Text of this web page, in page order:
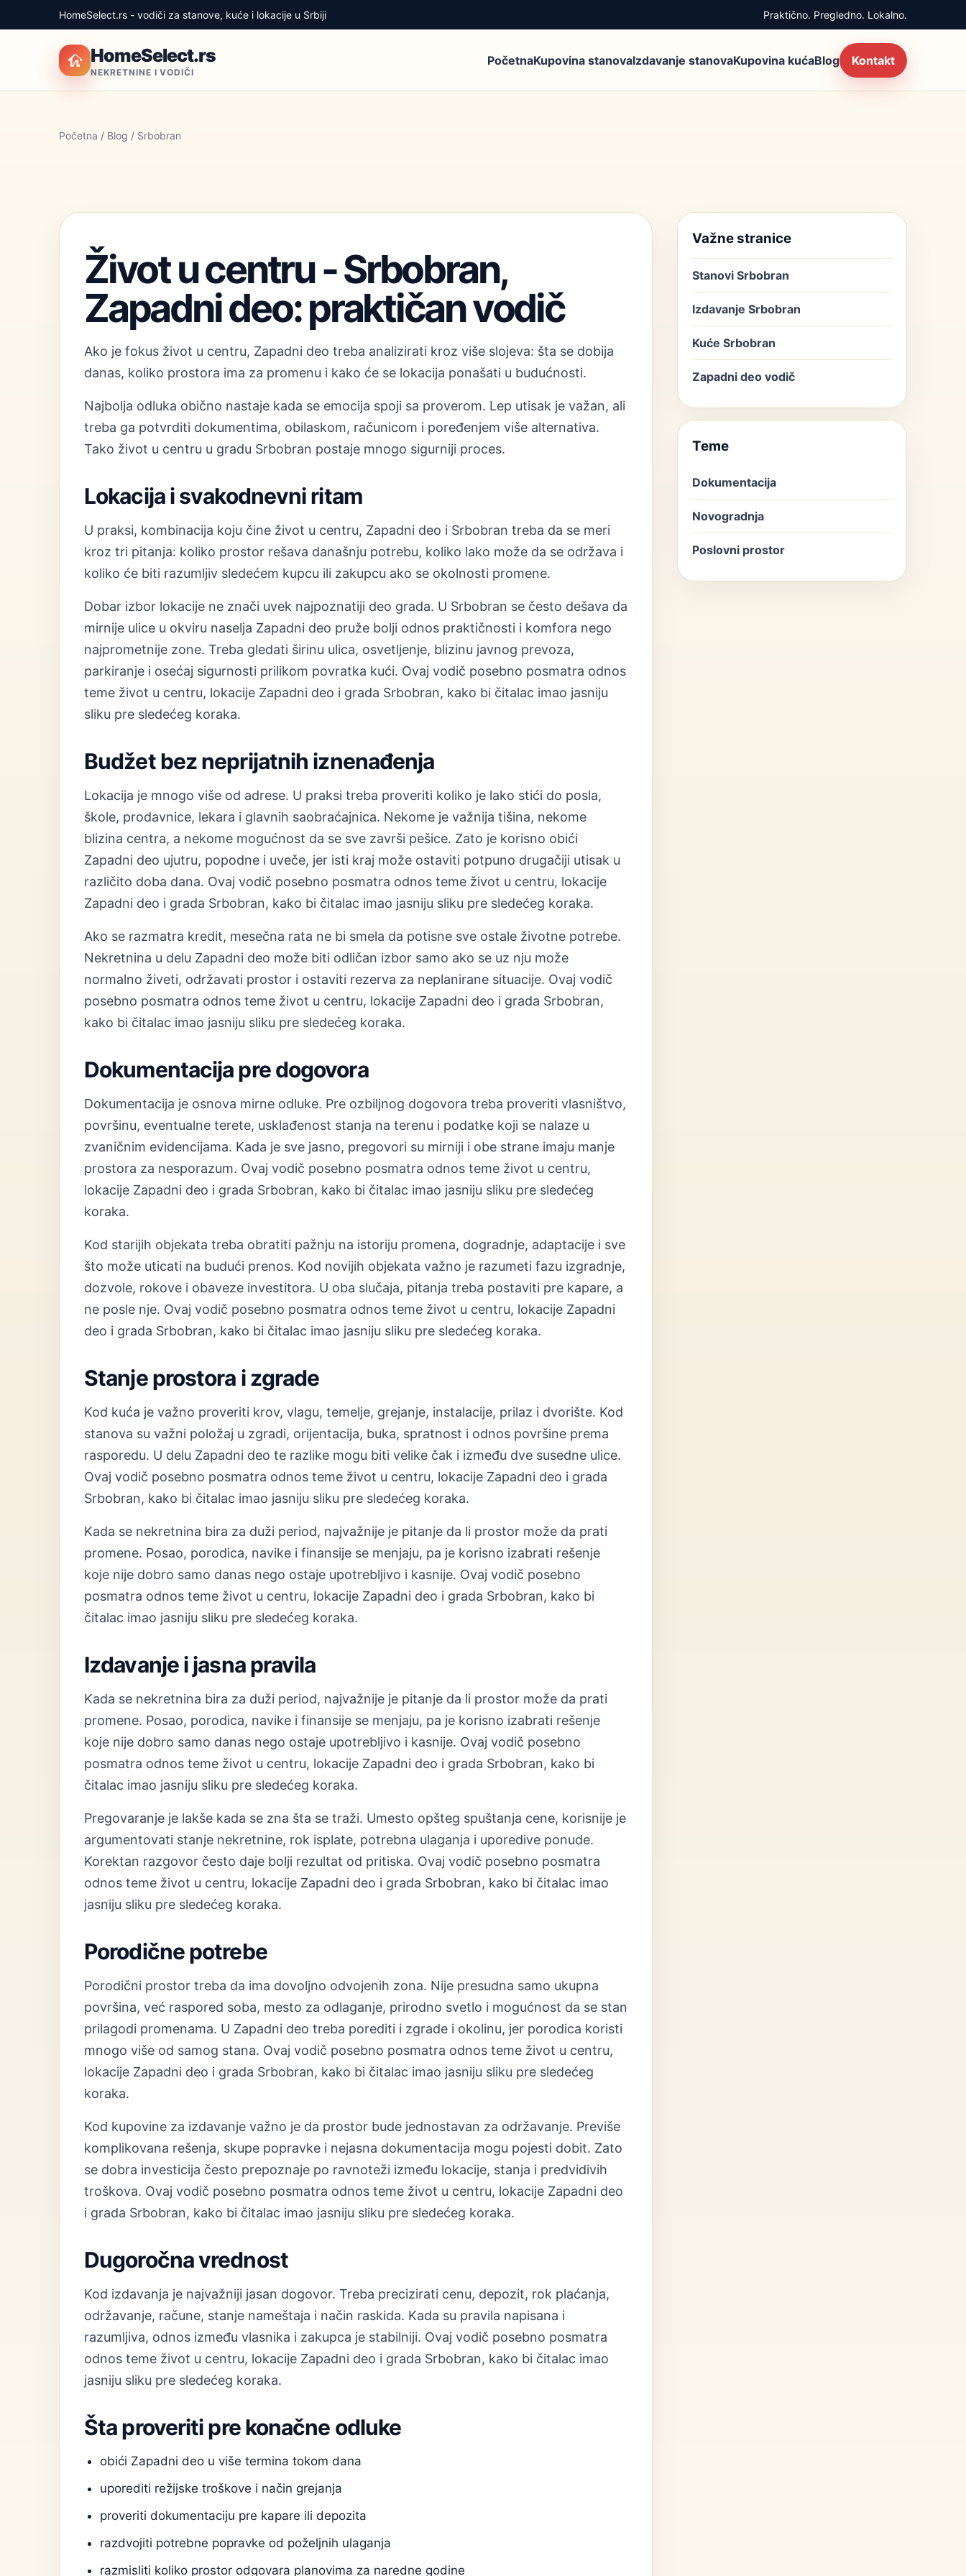
HomeSelect.rs - vodiči za stanove, kuće i lokacije u Srbiji Praktično. Pregledno. Lokalno.
HomeSelect.rs
NEKRETNINE I VODIČI
PočetnaKupovina stanovaIzdavanje stanovaKupovina kućaBlog Kontakt
Početna / Blog / Srbobran
Život u centru - Srbobran,
Zapadni deo: praktičan vodič
Ako je fokus život u centru, Zapadni deo treba analizirati kroz više slojeva: šta se dobija
danas, koliko prostora ima za promenu i kako će se lokacija ponašati u budućnosti.
Najbolja odluka obično nastaje kada se emocija spoji sa proverom. Lep utisak je važan, ali
treba ga potvrditi dokumentima, obilaskom, računicom i poređenjem više alternativa.
Tako život u centru u gradu Srbobran postaje mnogo sigurniji proces.
Lokacija i svakodnevni ritam
U praksi, kombinacija koju čine život u centru, Zapadni deo i Srbobran treba da se meri
kroz tri pitanja: koliko prostor rešava današnju potrebu, koliko lako može da se održava i
koliko će biti razumljiv sledećem kupcu ili zakupcu ako se okolnosti promene.
Dobar izbor lokacije ne znači uvek najpoznatiji deo grada. U Srbobran se često dešava da
mirnije ulice u okviru naselja Zapadni deo pruže bolji odnos praktičnosti i komfora nego
najprometnije zone. Treba gledati širinu ulica, osvetljenje, blizinu javnog prevoza,
parkiranje i osećaj sigurnosti prilikom povratka kući. Ovaj vodič posebno posmatra odnos
teme život u centru, lokacije Zapadni deo i grada Srbobran, kako bi čitalac imao jasniju
sliku pre sledećeg koraka.
Budžet bez neprijatnih iznenađenja
Lokacija je mnogo više od adrese. U praksi treba proveriti koliko je lako stići do posla,
škole, prodavnice, lekara i glavnih saobraćajnica. Nekome je važnija tišina, nekome
blizina centra, a nekome mogućnost da se sve završi pešice. Zato je korisno obići
Zapadni deo ujutru, popodne i uveče, jer isti kraj može ostaviti potpuno drugačiji utisak u
različito doba dana. Ovaj vodič posebno posmatra odnos teme život u centru, lokacije
Zapadni deo i grada Srbobran, kako bi čitalac imao jasniju sliku pre sledećeg koraka.
Ako se razmatra kredit, mesečna rata ne bi smela da potisne sve ostale životne potrebe.
Nekretnina u delu Zapadni deo može biti odličan izbor samo ako se uz nju može
normalno živeti, održavati prostor i ostaviti rezerva za neplanirane situacije. Ovaj vodič
posebno posmatra odnos teme život u centru, lokacije Zapadni deo i grada Srbobran,
kako bi čitalac imao jasniju sliku pre sledećeg koraka.
Dokumentacija pre dogovora
Dokumentacija je osnova mirne odluke. Pre ozbiljnog dogovora treba proveriti vlasništvo,
površinu, eventualne terete, usklađenost stanja na terenu i podatke koji se nalaze u
zvaničnim evidencijama. Kada je sve jasno, pregovori su mirniji i obe strane imaju manje
prostora za nesporazum. Ovaj vodič posebno posmatra odnos teme život u centru,
lokacije Zapadni deo i grada Srbobran, kako bi čitalac imao jasniju sliku pre sledećeg
koraka.
Kod starijih objekata treba obratiti pažnju na istoriju promena, dogradnje, adaptacije i sve
što može uticati na budući prenos. Kod novijih objekata važno je razumeti fazu izgradnje,
dozvole, rokove i obaveze investitora. U oba slučaja, pitanja treba postaviti pre kapare, a
ne posle nje. Ovaj vodič posebno posmatra odnos teme život u centru, lokacije Zapadni
deo i grada Srbobran, kako bi čitalac imao jasniju sliku pre sledećeg koraka.
Stanje prostora i zgrade
Kod kuća je važno proveriti krov, vlagu, temelje, grejanje, instalacije, prilaz i dvorište. Kod
stanova su važni položaj u zgradi, orijentacija, buka, spratnost i odnos površine prema
rasporedu. U delu Zapadni deo te razlike mogu biti velike čak i između dve susedne ulice.
Ovaj vodič posebno posmatra odnos teme život u centru, lokacije Zapadni deo i grada
Srbobran, kako bi čitalac imao jasniju sliku pre sledećeg koraka.
Kada se nekretnina bira za duži period, najvažnije je pitanje da li prostor može da prati
promene. Posao, porodica, navike i finansije se menjaju, pa je korisno izabrati rešenje
koje nije dobro samo danas nego ostaje upotrebljivo i kasnije. Ovaj vodič posebno
posmatra odnos teme život u centru, lokacije Zapadni deo i grada Srbobran, kako bi
čitalac imao jasniju sliku pre sledećeg koraka.
Izdavanje i jasna pravila
Kada se nekretnina bira za duži period, najvažnije je pitanje da li prostor može da prati
promene. Posao, porodica, navike i finansije se menjaju, pa je korisno izabrati rešenje
koje nije dobro samo danas nego ostaje upotrebljivo i kasnije. Ovaj vodič posebno
posmatra odnos teme život u centru, lokacije Zapadni deo i grada Srbobran, kako bi
čitalac imao jasniju sliku pre sledećeg koraka.
Pregovaranje je lakše kada se zna šta se traži. Umesto opšteg spuštanja cene, korisnije je
argumentovati stanje nekretnine, rok isplate, potrebna ulaganja i uporedive ponude.
Korektan razgovor često daje bolji rezultat od pritiska. Ovaj vodič posebno posmatra
odnos teme život u centru, lokacije Zapadni deo i grada Srbobran, kako bi čitalac imao
jasniju sliku pre sledećeg koraka.
Porodične potrebe
Porodični prostor treba da ima dovoljno odvojenih zona. Nije presudna samo ukupna
površina, već raspored soba, mesto za odlaganje, prirodno svetlo i mogućnost da se stan
prilagodi promenama. U Zapadni deo treba porediti i zgrade i okolinu, jer porodica koristi
mnogo više od samog stana. Ovaj vodič posebno posmatra odnos teme život u centru,
lokacije Zapadni deo i grada Srbobran, kako bi čitalac imao jasniju sliku pre sledećeg
koraka.
Kod kupovine za izdavanje važno je da prostor bude jednostavan za održavanje. Previše
komplikovana rešenja, skupe popravke i nejasna dokumentacija mogu pojesti dobit. Zato
se dobra investicija često prepoznaje po ravnoteži između lokacije, stanja i predvidivih
troškova. Ovaj vodič posebno posmatra odnos teme život u centru, lokacije Zapadni deo
i grada Srbobran, kako bi čitalac imao jasniju sliku pre sledećeg koraka.
Dugoročna vrednost
Kod izdavanja je najvažniji jasan dogovor. Treba precizirati cenu, depozit, rok plaćanja,
održavanje, račune, stanje nameštaja i način raskida. Kada su pravila napisana i
razumljiva, odnos između vlasnika i zakupca je stabilniji. Ovaj vodič posebno posmatra
odnos teme život u centru, lokacije Zapadni deo i grada Srbobran, kako bi čitalac imao
jasniju sliku pre sledećeg koraka.
Šta proveriti pre konačne odluke
obići Zapadni deo u više termina tokom dana
uporediti režijske troškove i način grejanja
proveriti dokumentaciju pre kapare ili depozita
razdvojiti potrebne popravke od poželjnih ulaganja
razmisliti koliko prostor odgovara planovima za naredne godine
Važne stranice
Stanovi Srbobran
Izdavanje Srbobran
Kuće Srbobran
Zapadni deo vodič
Teme
Dokumentacija
Novogradnja
Poslovni prostor